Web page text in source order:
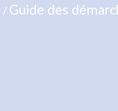
/ Guide des